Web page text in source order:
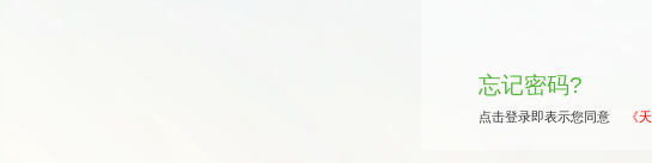
忘记密码?
点击登录即表示您同意 《